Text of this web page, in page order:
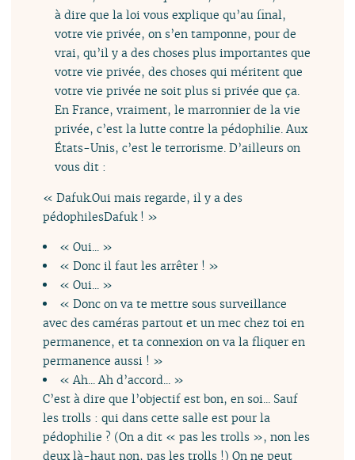
à dire que la loi vous explique qu’au final,
votre vie privée, on s’en tamponne, pour de
vrai, qu’il y a des choses plus importantes que
votre vie privée, des choses qui méritent que
votre vie privée ne soit plus si privée que ça.
En France, vraiment, le marronnier de la vie
privée, c’est la lutte contre la pédophilie. Aux
États-Unis, c’est le terrorisme. D’ailleurs on
vous dit :
« Dafuk.Oui mais regarde, il y a des
pédophilesDafuk ! »
« Oui... »
« Donc il faut les arrêter ! »
« Oui... »
« Donc on va te mettre sous surveillance
avec des caméras partout et un mec chez toi en
permanence, et ta connexion on va la fliquer en
permanence aussi ! »
« Ah... Ah d’accord... »
C’est à dire que l’objectif est bon, en soi... Sauf
les trolls : qui dans cette salle est pour la
pédophilie ? (On a dit « pas les trolls », non les
deux là-haut non, pas les trolls !) On ne peut